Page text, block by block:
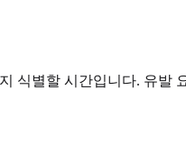
식별할 시간입니다. 유발